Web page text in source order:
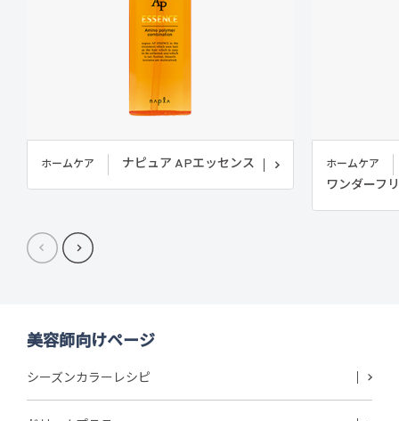
ホームケア ナピュア APエッセンス ホームケア
ワンダーフ
美容師向けページ
シーズンカラーレシピ